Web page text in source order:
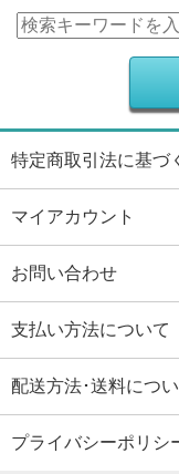
特定商取引法に基づ
マイアカウント
お問い合わせ
支払い方法について
配送方法･送料につ
プライバシーポリシ